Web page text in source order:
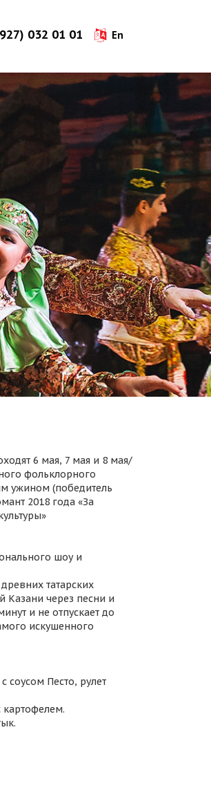
032 01 01 En
6 мая, 7 мая и 8 мая/
фольклорного
ужином (победитель
2018 года «За
шоу и
татарских
Казани через песни и
и не отпускает до
искушенного
Песто, рулет
картофелем.